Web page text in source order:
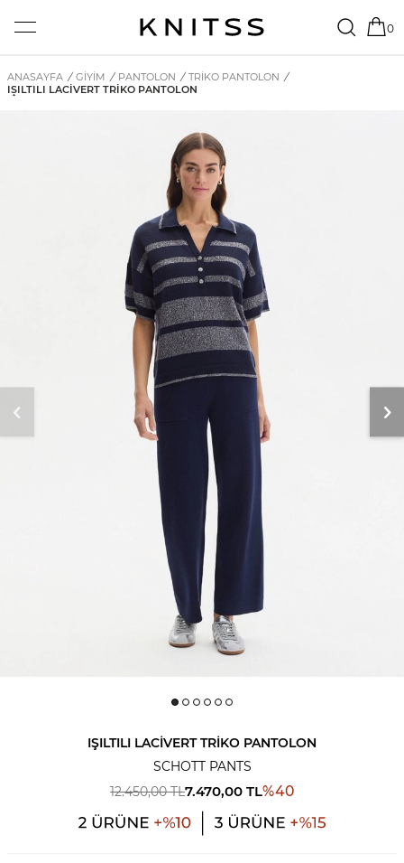
0
ANASAYFA / GİYİM / PANTOLON / TRIKO PANTOLON /
IŞILTILI LACIVERT TRIKO PANTOLON
IŞILTILI LACIVERT TRIKO PANTOLON
SCHOTT PANTS
12.450,00TL7.470,00 TL%40